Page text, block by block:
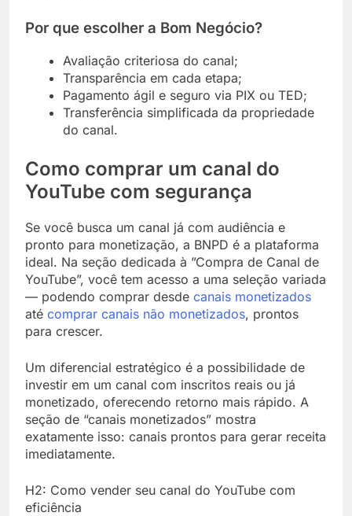
Por que escolher a Bom Negócio?
Avaliação criteriosa do canal;
Transparência em cada etapa;
Pagamento ágil e seguro via PIX ou TED;
Transferência simplificada da propriedade
do canal.
Como comprar um canal do
YouTube com segurança
Se você busca um canal já com audiência e
pronto para monetização, a BNPD é a plataforma
ideal. Na seção dedicada à ”Compra de Canal de
YouTube”, você tem acesso a uma seleção variada
— podendo comprar desde canais monetizados
até comprar canais não monetizados, prontos
para crescer.
Um diferencial estratégico é a possibilidade de
investir em um canal com inscritos reais ou já
monetizado, oferecendo retorno mais rápido. A
seção de “canais monetizados” mostra
exatamente isso: canais prontos para gerar receita
imediatamente.
H2: Como vender seu canal do YouTube com
eficiência